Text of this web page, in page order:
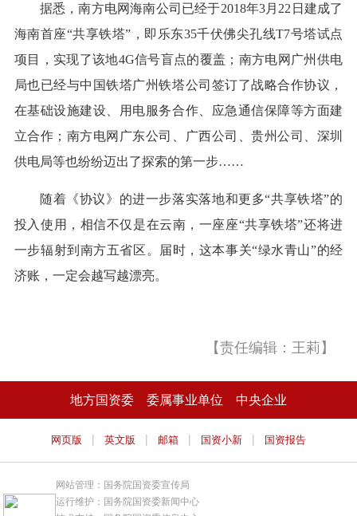
据悉，南方电网海南公司已经于2018年3月22日建成了
海南首座“共享铁塔”，即乐东35千伏佛尖孔线T7号塔试点
项目，实现了该地4G信号盲点的覆盖；南方电网广州供电
局也已经与中国铁塔广州铁塔公司签订了战略合作协议，
在基础设施建设、用电服务合作、应急通信保障等方面建
立合作；南方电网广东公司、广西公司、贵州公司、深圳
供电局等也纷纷迈出了探索的第一步……
随着《协议》的进一步落实落地和更多“共享铁塔”的
投入使用，相信不仅是在云南，一座座“共享铁塔”还将进
一步辐射到南方五省区。届时，这本事关“绿水青山”的经
济账，一定会越写越漂亮。
【责任编辑：王莉】
地方国资委 委属事业单位 中央企业
网页版 | 英文版 | 邮箱 | 国资小新 | 国资报告
网站管理：国务院国资委宣传局
运行维护：国务院国资委新闻中心